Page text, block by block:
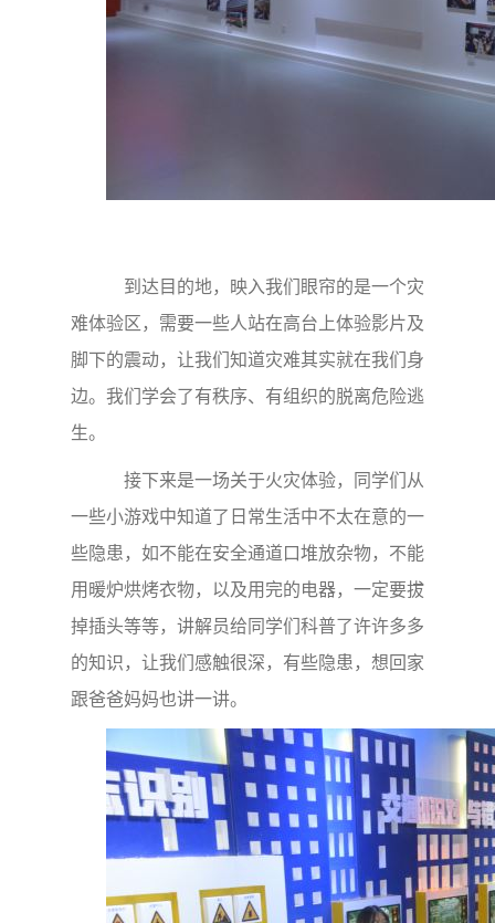
到达目的地，映入我们眼帘的是一个灾
难体验区，需要一些人站在高台上体验影片及
脚下的震动，让我们知道灾难其实就在我们身
边。我们学会了有秩序、有组织的脱离危险逃
生。
接下来是一场关于火灾体验，同学们从
一些小游戏中知道了日常生活中不太在意的一
些隐患，如不能在安全通道口堆放杂物，不能
用暖炉烘烤衣物，以及用完的电器，一定要拔
掉插头等等，讲解员给同学们科普了许许多多
的知识，让我们感触很深，有些隐患，想回家
跟爸爸妈妈也讲一讲。